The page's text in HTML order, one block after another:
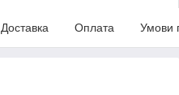
Доставка Оплата Умови